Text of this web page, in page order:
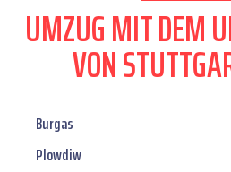
UMZUG MIT DEM
VON
Burgas
Plowdiw